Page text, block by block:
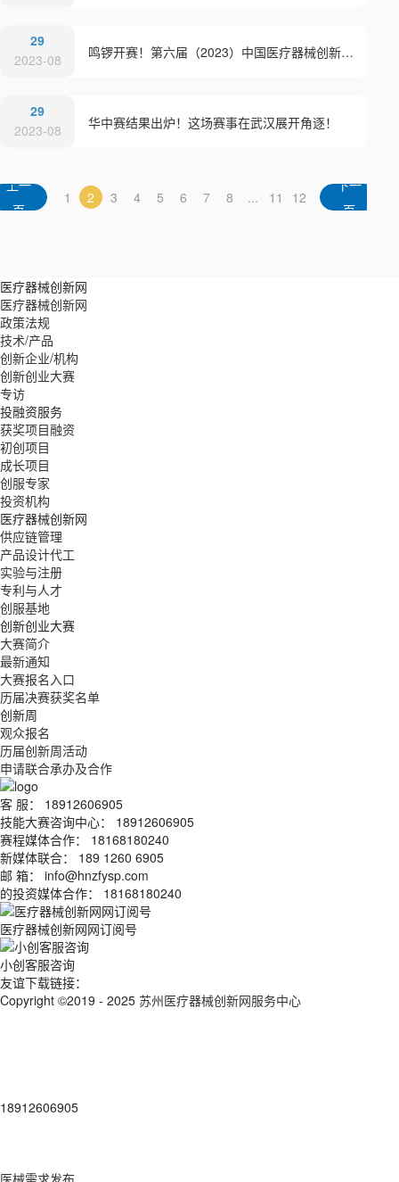
29
2023-08
鸣锣开赛！第六届（2023）中国医疗器械创新网创业大赛华中赛高燃开赛
29
2023-08
华中赛结果出炉！这场赛事在武汉展开角逐！
上一
页
1 2 3 4 5 6 7 8 ... 11 12
下一
页
医疗器械创新网
医疗器械创新网
政策法规
技术/产品
创新企业/机构
创新创业大赛
专访
投融资服务
获奖项目融资
初创项目
成长项目
创服专家
投资机构
医疗器械创新网
供应链管理
产品设计代工
实验与注册
专利与人才
创服基地
创新创业大赛
大赛简介
最新通知
大赛报名入口
历届决赛获奖名单
创新周
观众报名
历届创新周活动
申请联合承办及合作
客 服： 18912606905
技能大赛咨询中心： 18912606905
赛程媒体合作： 18168180240
新媒体联合： 189 1260 6905
邮 箱： info@hnzfysp.com
的投资媒体合作： 18168180240
医疗器械创新网网订阅号
小创客服咨询
友谊下载链接：
Copyright ©2019 - 2025 苏州医疗器械创新网服务中心
18912606905